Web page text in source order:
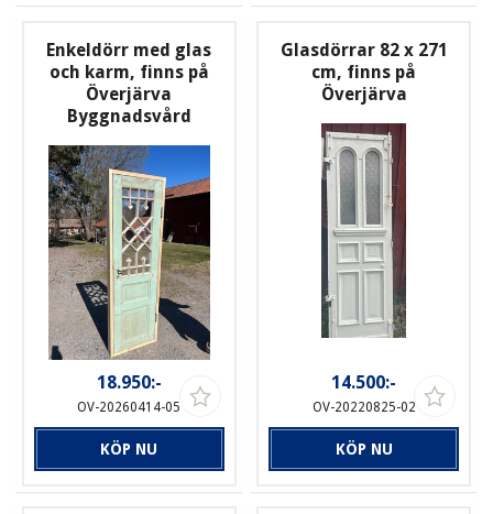
Enkeldörr med glas
och karm, finns på
Överjärva
Byggnadsvård
18.950:-
OV-20260414-05
KÖP NU
Glasdörrar 82 x 271
cm, finns på
Överjärva
14.500:-
OV-20220825-02
KÖP NU